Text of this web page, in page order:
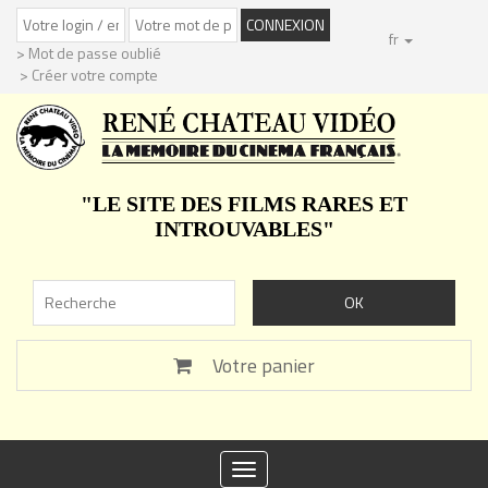
> Mot de passe oublié
> Créer votre compte
fr
"LE SITE DES FILMS RARES ET
INTROUVABLES"
Votre panier
Toggle